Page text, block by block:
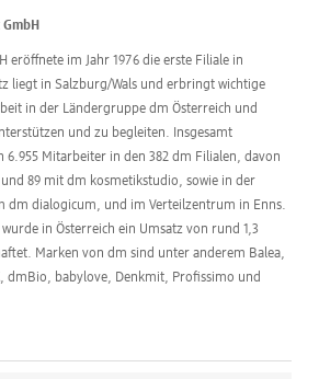
eröffnete im Jahr 1976 die erste Filiale in
liegt in Salzburg/Wals und erbringt wichtige
in der Ländergruppe dm Österreich und
und zu begleiten. Insgesamt
6.955 Mitarbeiter in den 382 dm Filialen, davon
89 mit dm kosmetikstudio, sowie in der
dm dialogicum, und im Verteilzentrum in Enns.
wurde in Österreich ein Umsatz von rund 1,3
Marken von dm sind unter anderem Balea,
dmBio, babylove, Denkmit, Profissimo und